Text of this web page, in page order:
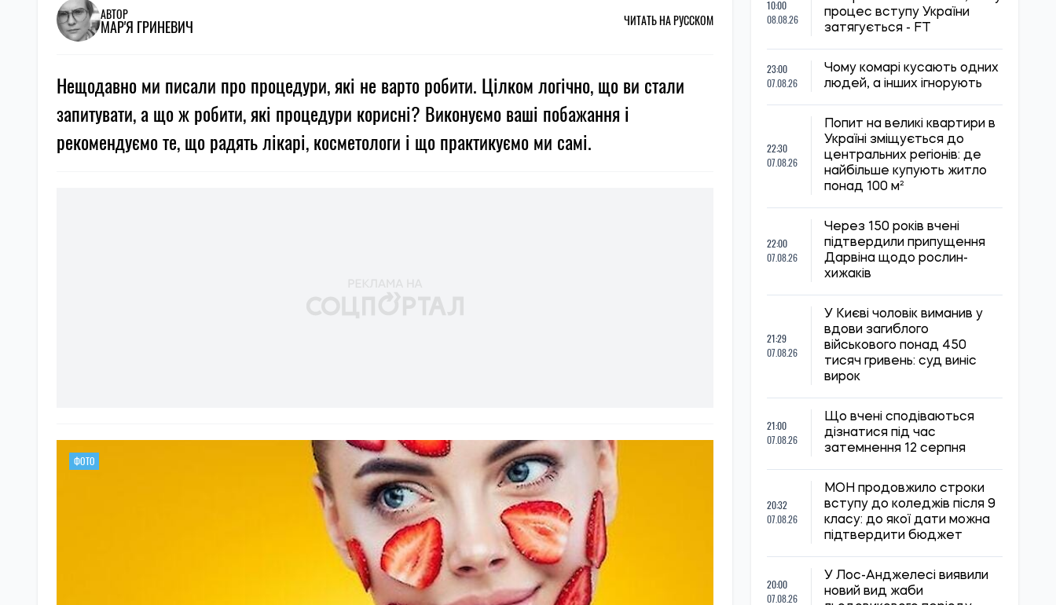
АВТОР
МАР'Я ГРИНЕВИЧ ЧИТАТЬ НА РУССКОМ
Нещодавно ми писали про процедури, які не варто робити. Цілком логічно, що ви стали
запитувати, а що ж робити, які процедури корисні? Виконуємо ваші побажання і
рекомендуємо те, що радять лікарі, косметологи і що практикуємо ми самі.
ФОТО
10:00
08.08.26
процес вступу України
затягується - FT
23:00
07.08.26
Чому комарі кусають одних
людей, а інших ігнорують
22:30
07.08.26
Попит на великі квартири в
Україні зміщується до
центральних регіонів: де
найбільше купують житло
понад 100 м²
22:00
07.08.26
Через 150 років вчені
підтвердили припущення
Дарвіна щодо рослин-
хижаків
21:29
07.08.26
У Києві чоловік виманив у
вдови загиблого
військового понад 450
тисяч гривень: суд виніс
вирок
21:00
07.08.26
Що вчені сподіваються
дізнатися під час
затемнення 12 серпня
20:32
07.08.26
МОН продовжило строки
вступу до коледжів після 9
класу: до якої дати можна
підтвердити бюджет
20:00
07.08.26
У Лос-Анджелесі виявили
новий вид жаби